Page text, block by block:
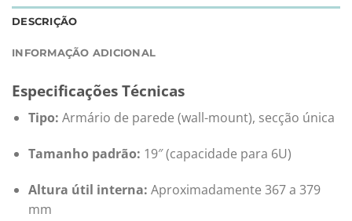
DESCRIÇÃO
INFORMAÇÃO ADICIONAL
Especificações Técnicas
Tipo: Armário de parede (wall-mount), secção única
Tamanho padrão: 19″ (capacidade para 6U)
Altura útil interna: Aproximadamente 367 a 379
mm